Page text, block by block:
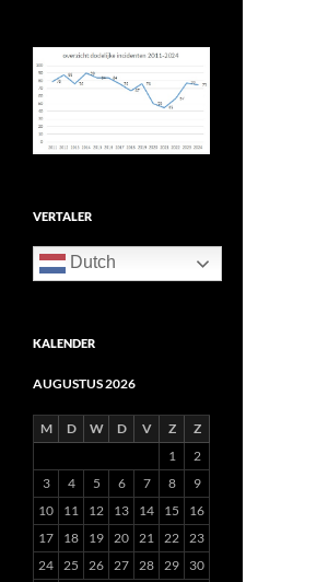
VERTALER
Dutch
KALENDER
AUGUSTUS 2026
M D W D V Z
Z
1
2
3
4 5 6 7 8
9
10
11 12 13 14 15
16
17
18 19 20 21 22
23
24
25 26 27 28 29
30